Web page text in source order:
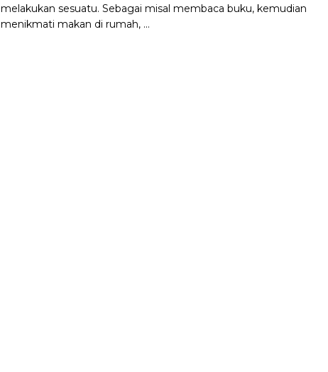
melakukan sesuatu. Sebagai misal membaca buku, kemudian
menikmati makan di rumah, ...